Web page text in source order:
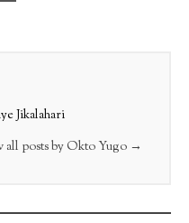
Jikalahari
all posts by Okto Yugo →